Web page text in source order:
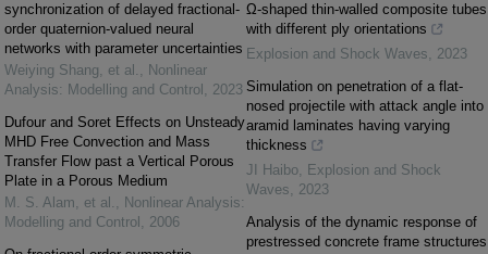
synchronization of delayed fractional-
order quaternion-valued neural
networks with parameter uncertainties
Weiying Shang, et al. , Nonlinear
Analysis: Modelling and Control , 2023
Dufour and Soret Effects on Unsteady
MHD Free Convection and Mass
Transfer Flow past a Vertical Porous
Plate in a Porous Medium
M. S. Alam, et al. , Nonlinear Analysis:
Modelling and Control , 2006
Ω-shaped thin-walled composite tubes
with different ply orientations
Explosion and Shock Waves, 2023
Simulation on penetration of a flat-
nosed projectile with attack angle into
aramid laminates having varying
thickness
JI Haibo, Explosion and Shock
Waves, 2023
Analysis of the dynamic response of
prestressed concrete frame structures